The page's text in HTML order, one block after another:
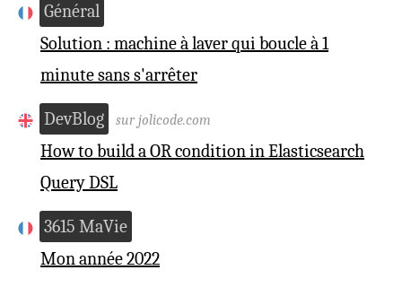
Général
Solution : machine à laver qui boucle à 1
minute sans s'arrêter
DevBlog sur jolicode.com
How to build a OR condition in Elasticsearch
Query DSL
3615 MaVie
Mon année 2022